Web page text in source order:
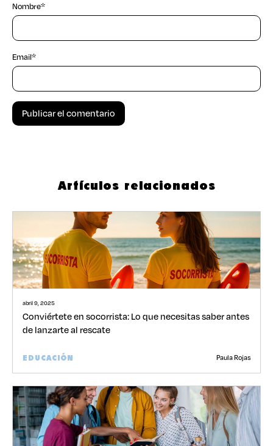
Nombre*
Email*
Artículos relacionados
abril 9, 2025
Conviértete en socorrista: Lo que necesitas saber antes
de lanzarte al rescate
EDUCACIÓN Paula Rojas